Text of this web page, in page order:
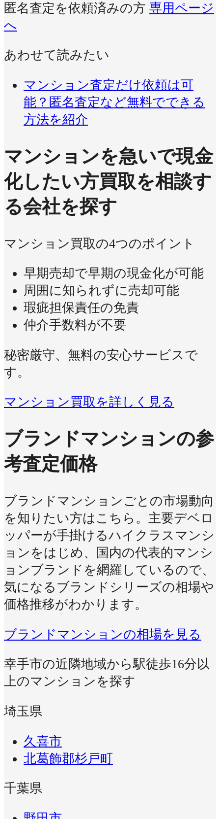
匿名査定を依頼済みの方 専用ページ
へ
あわせて読みたい
マンション査定だけ依頼は可
能？匿名査定など無料でできる
方法を紹介
マンションを急いで現金
化したい方買取を相談す
る会社を探す
マンション買取の4つのポイント
早期売却で早期の現金化が可能
周囲に知られずに売却可能
瑕疵担保責任の免責
仲介手数料が不要
秘密厳守、無料の安心サービスで
す。
マンション買取を詳しく見る
ブランドマンションの参
考査定価格
ブランドマンションごとの市場動向
を知りたい方はこちら。主要デベロ
ッパーが手掛けるハイクラスマンシ
ョンをはじめ、国内の代表的マンシ
ョンブランドを網羅しているので、
気になるブランドシリーズの相場や
価格推移がわかります。
ブランドマンションの相場を見る
幸手市の近隣地域から駅徒歩16分以
上のマンションを探す
埼玉県
久喜市
北葛飾郡杉戸町
千葉県